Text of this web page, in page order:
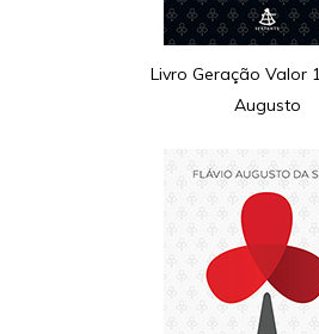
Livro Geração Valor
Augusto